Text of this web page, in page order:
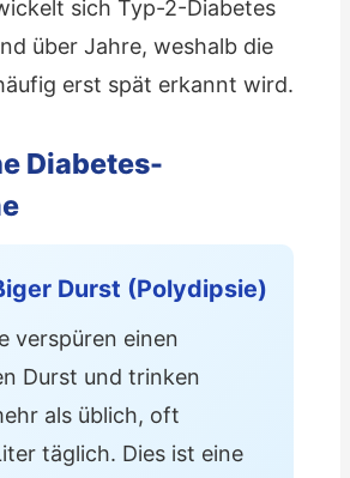
sich Typ-2-Diabetes
über Jahre, weshalb die
erst spät erkannt wird.
Diabetes-
Durst (Polydipsie)
verspüren einen
Durst und trinken
als üblich, oft
täglich. Dies ist eine